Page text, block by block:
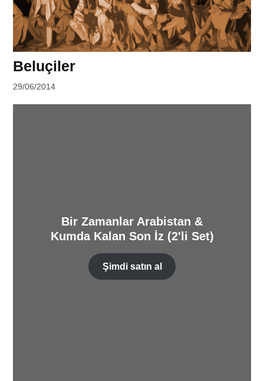
Beluçiler
by
29/06/2014
Bir Zamanlar Arabistan &
Kumda Kalan Son İz (2'li Set)
Şimdi satın al